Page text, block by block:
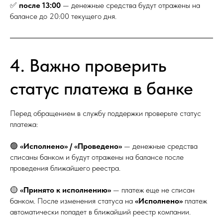
✅ после 13:00 — денежные средства будут отражены на
балансе до 20:00 текущего дня.
4. Важно проверить
статус платежа в банке
Перед обращением в службу поддержки проверьте статус
платежа:
🟢 «Исполнено» / «Проведено» — денежные средства
списаны банком и будут отражены на балансе после
проведения ближайшего реестра.
🟡 «Принято к исполнению» — платеж еще не списан
банком. После изменения статуса на «Исполнено» платеж
автоматически попадет в ближайший реестр компании.